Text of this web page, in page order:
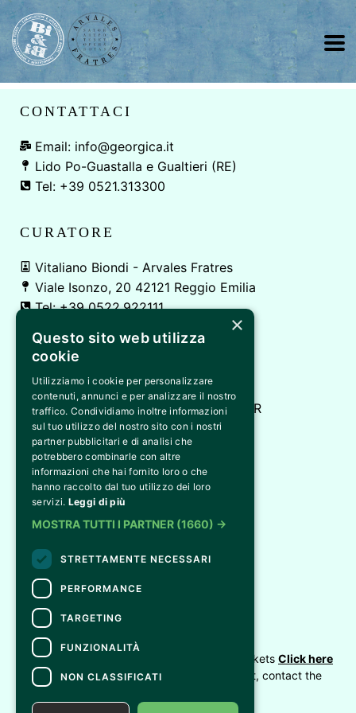
Tutti i diritti riservati
E' UN EVENTO DI
Bi&Bi Eventi
Via M.L. King, 1 - 43052 - Colorno PR
info@biebieventi.com
CURATORE
Vitaliano Biondi - Arvales Fratres
Viale Isonzo, 20 42121 Reggio Emilia
Tel: +39 0522.922111
CONTATTACI
Email: info@georgica.it
Lido Po-Guastalla e Gualtieri (RE)
Tel: +39 0521.313300
INSTAGRAM FACEBOOK
CONTACTS
For information and support in purchasing tickets Click here
For information on the program and the event, contact the
Accessibility statement
×
Questo sito web utilizza
cookie
Utilizziamo i cookie per personalizzare
contenuti, annunci e per analizzare il nostro
traffico. Condividiamo inoltre informazioni
sul tuo utilizzo del nostro sito con i nostri
partner pubblicitari e di analisi che
potrebbero combinarle con altre
informazioni che hai fornito loro o che
hanno raccolto dal tuo utilizzo dei loro
servizi. Leggi di più
MOSTRA TUTTI I PARTNER (1660) →
STRETTAMENTE NECESSARI
PERFORMANCE
TARGETING
FUNZIONALITÀ
NON CLASSIFICATI